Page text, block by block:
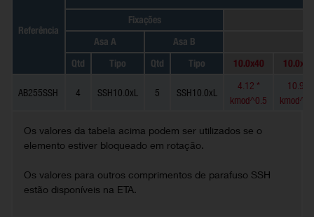
Referência
Fixações
Asa A
Asa B
Qtd
Tipo Qtd Tipo 10.0x40 10.0x50
AB255SSH 4 SSH10.0xL 5 SSH10.0xL
4.12 *
kmod^0.5
10.9 *
Os valores da tabela acima podem ser utilizados se o
elemento estiver bloqueado em rotação.
Os valores para outros comprimentos de parafuso SSH
estão disponíveis na ETA.